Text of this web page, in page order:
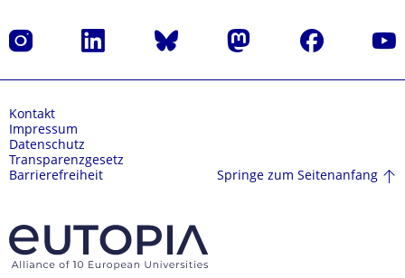
Instagram LinkedIn Bluesky Mastodon Facebook
Kontakt
Impressum
Datenschutz
Transparenzgesetz
Barrierefreiheit
Springe zum Seitenanfang